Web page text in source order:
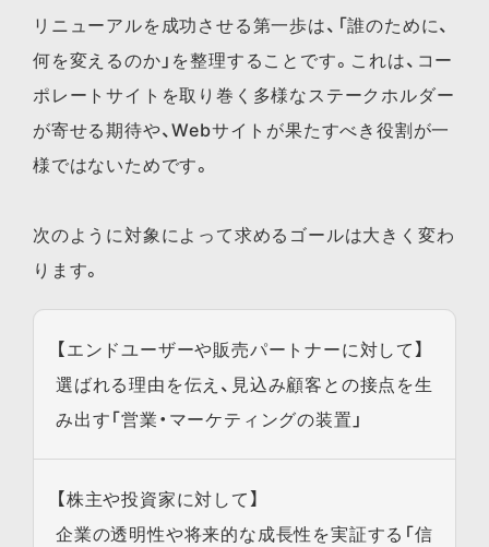
リニューアルを成功させる第一歩は、「誰のために、
何を変えるのか」を整理することです。これは、コー
ポレートサイトを取り巻く多様なステークホルダー
が寄せる期待や、Webサイトが果たすべき役割が一
様ではないためです。
次のように対象によって求めるゴールは大きく変わ
ります。
【エンドユーザーや販売パートナーに対して】
選ばれる理由を伝え、見込み顧客との接点を生
み出す「営業・マーケティングの装置」
【株主や投資家に対して】
企業の透明性や将来的な成長性を実証する「信